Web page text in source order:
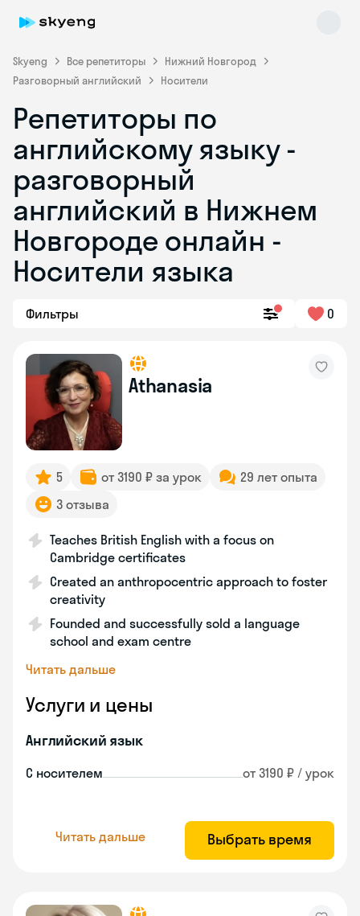
Skyeng Все репетиторы
Нижний Новгород
Разговорный английский
Носители
Репетиторы по
английскому языку -
разговорный
английский в Нижнем
Новгороде онлайн -
Носители языка
Фильтры 0
Athanasia
5 от 3190 ₽ за урок
29 лет опыта
3 отзыва
Teaches British English with a focus on
Cambridge certificates
Created an anthropocentric approach to foster
creativity
Founded and successfully sold a language
school and exam centre
Читать дальше
Услуги и цены
Английский язык
С носителем от 3190 ₽ / урок
Читать дальше Выбрать время
Skyeng Chat